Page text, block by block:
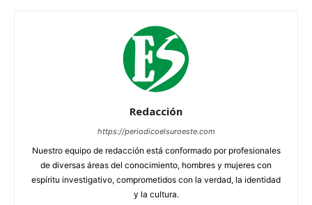
Redacción
https://periodicoelsuroeste.com
Nuestro equipo de redacción está conformado por profesionales
de diversas áreas del conocimiento, hombres y mujeres con
espíritu investigativo, comprometidos con la verdad, la identidad
y la cultura.